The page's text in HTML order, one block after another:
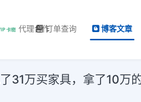
代理合作订单查询 博客文章
31万买家具，拿了10万